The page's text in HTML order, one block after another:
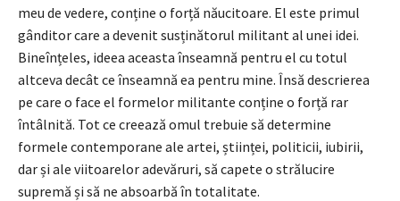
meu de vedere, conține o forță năucitoare. El este primul
gânditor care a devenit susținătorul militant al unei idei.
Bineînțeles, ideea aceasta înseamnă pentru el cu totul
altceva decât ce înseamnă ea pentru mine. Însă descrierea
pe care o face el formelor militante conține o forță rar
întâlnită. Tot ce creează omul trebuie să determine
formele contemporane ale artei, științei, politicii, iubirii,
dar și ale viitoarelor adevăruri, să capete o strălucire
supremă și să ne absoarbă în totalitate.